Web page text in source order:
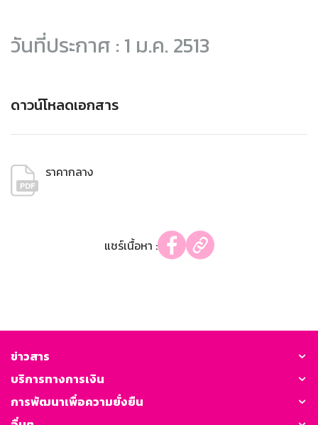
วันที่ประกาศ : 1 ม.ค. 2513
ดาวน์โหลดเอกสาร
ราคากลาง
แชร์เนื้อหา :
ข่าวสาร
บริการทางการเงิน
การพัฒนาเพื่อความยั่งยืน